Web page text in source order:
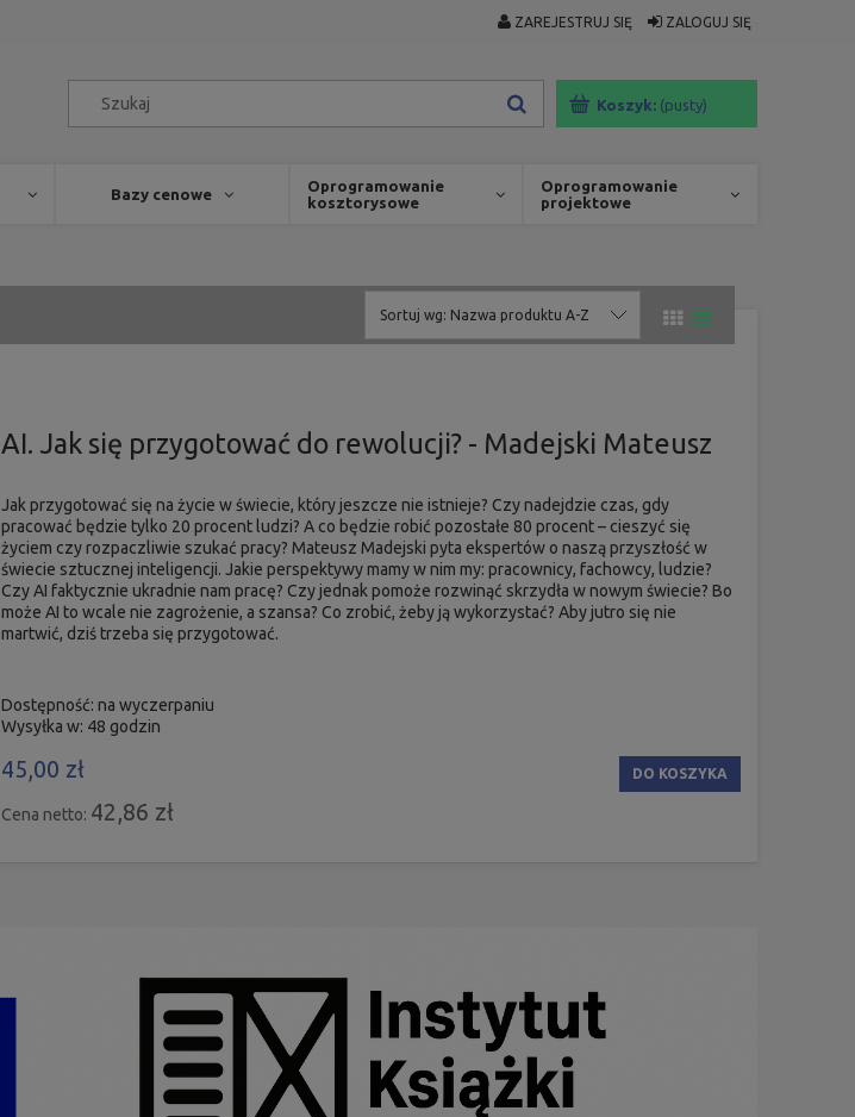
ZAREJESTRUJ SIĘ ZALOGUJ SIĘ
Koszyk: (pusty)
Bazy cenowe
Oprogramowanie
kosztorysowe
Oprogramowanie
projektowe
Sortuj wg: Nazwa produktu A-Z
AI. Jak się przygotować do rewolucji? - Madejski Mateusz
Jak przygotować się na życie w świecie, który jeszcze nie istnieje? Czy nadejdzie czas, gdy
pracować będzie tylko 20 procent ludzi? A co będzie robić pozostałe 80 procent – cieszyć się
życiem czy rozpaczliwie szukać pracy? Mateusz Madejski pyta ekspertów o naszą przyszłość w
świecie sztucznej inteligencji. Jakie perspektywy mamy w nim my: pracownicy, fachowcy, ludzie?
Czy AI faktycznie ukradnie nam pracę? Czy jednak pomoże rozwinąć skrzydła w nowym świecie? Bo
może AI to wcale nie zagrożenie, a szansa? Co zrobić, żeby ją wykorzystać? Aby jutro się nie
martwić, dziś trzeba się przygotować.
Dostępność: na wyczerpaniu
Wysyłka w: 48 godzin
45,00 zł
Cena netto: 42,86 zł
DO KOSZYKA